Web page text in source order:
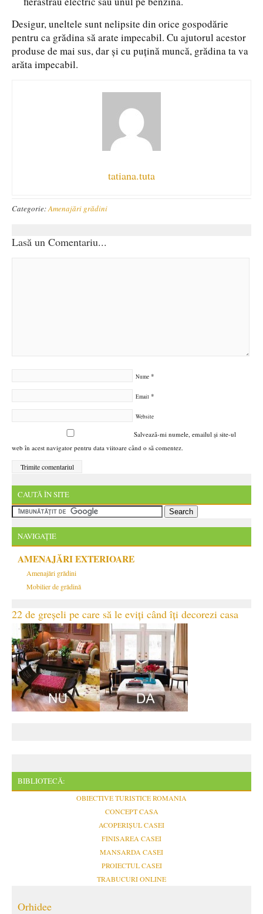
Desigur, uneltele sunt nelipsite din orice gospodărie
pentru ca grădina să arate impecabil. Cu ajutorul acestor
produse de mai sus, dar și cu puțină muncă, grădina ta va
arăta impecabil.
tatiana.tuta
Categorie:Amenajări grădini
Lasă un Comentariu...
Nume *
Email *
Website
Salvează-mi numele, emailul și site-ul
web în acest navigator pentru data viitoare când o să comentez.
CAUTĂ ÎN SITE
NAVIGAȚIE
AMENAJĂRI EXTERIOARE
Amenajări grădini
Mobilier de grădină
22 de greșeli pe care să le eviți când îți decorezi casa
BIBLIOTECĂ:
OBIECTIVE TURISTICE ROMANIA
CONCEPT CASA
ACOPERIȘUL CASEI
FINISAREA CASEI
MANSARDA CASEI
PROIECTUL CASEI
TRABUCURI ONLINE
Orhidee